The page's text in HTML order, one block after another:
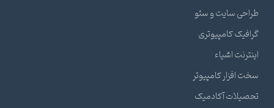
طراحی سایت و سئو
گرافیک کامپیوتری
اینترنت اشیاء
سخت افزار کامپیوتر
تحصیلات آکادمیک